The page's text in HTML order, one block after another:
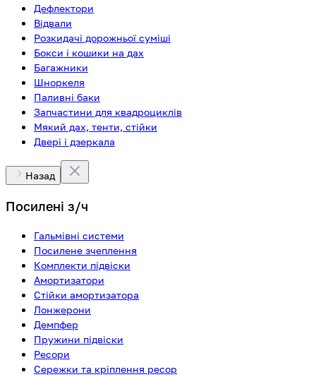
Дефлектори
Відвали
Розкидачі дорожньої суміші
Бокси і кошики на дах
Багажники
Шноркеля
Паливні баки
Запчастини для квадроциклів
Мякий дах, тенти, стійки
Двері і дзеркала
Назад
Посилені з/ч
Гальмівні системи
Посилене зчеплення
Комплекти підвіски
Амортизатори
Стійки амортизатора
Лонжерони
Демпфер
Пружини підвіски
Ресори
Сережки та кріплення ресор